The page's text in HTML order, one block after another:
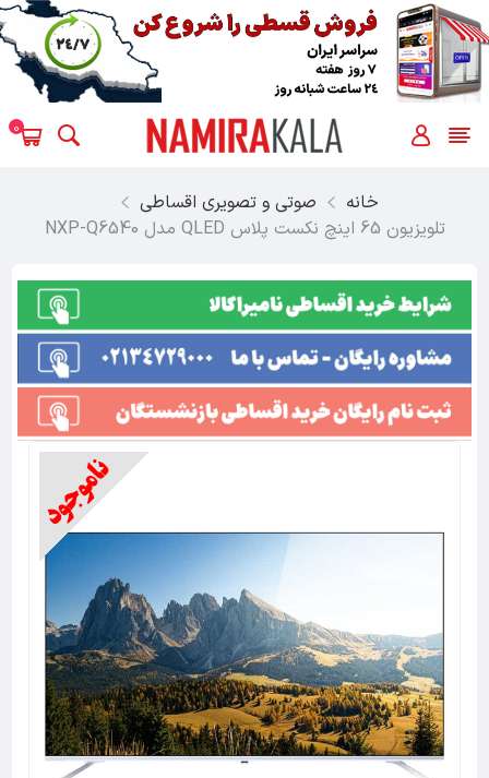
0
خانه
صوتی و تصویری اقساطی
تلویزیون 65 اینچ نکست پلاس QLED مدل NXP-Q6540